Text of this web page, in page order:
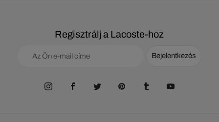
Regisztrálj a Lacoste-hoz
Bejelentkezés